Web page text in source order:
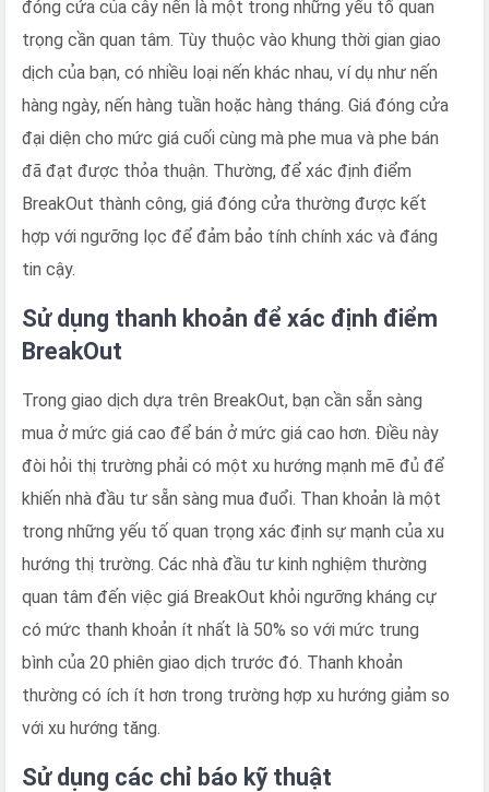
đóng cửa của cây nến là một trong những yếu tố quan
trọng cần quan tâm. Tùy thuộc vào khung thời gian giao
dịch của bạn, có nhiều loại nến khác nhau, ví dụ như nến
hàng ngày, nến hàng tuần hoặc hàng tháng. Giá đóng cửa
đại diện cho mức giá cuối cùng mà phe mua và phe bán
đã đạt được thỏa thuận. Thường, để xác định điểm
BreakOut thành công, giá đóng cửa thường được kết
hợp với ngưỡng lọc để đảm bảo tính chính xác và đáng
tin cậy.
Sử dụng thanh khoản để xác định điểm
BreakOut
Trong giao dịch dựa trên BreakOut, bạn cần sẵn sàng
mua ở mức giá cao để bán ở mức giá cao hơn. Điều này
đòi hỏi thị trường phải có một xu hướng mạnh mẽ đủ để
khiến nhà đầu tư sẵn sàng mua đuổi. Than khoản là một
trong những yếu tố quan trọng xác định sự mạnh của xu
hướng thị trường. Các nhà đầu tư kinh nghiệm thường
quan tâm đến việc giá BreakOut khỏi ngưỡng kháng cự
có mức thanh khoản ít nhất là 50% so với mức trung
bình của 20 phiên giao dịch trước đó. Thanh khoản
thường có ích ít hơn trong trường hợp xu hướng giảm so
với xu hướng tăng.
Sử dụng các chỉ báo kỹ thuật